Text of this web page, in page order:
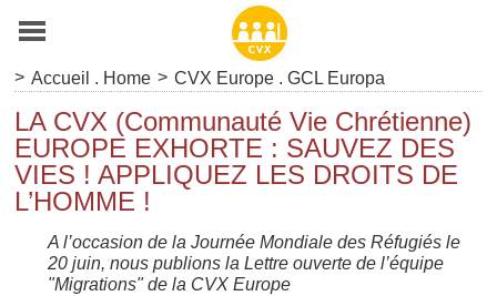
> Accueil . Home > CVX Europe . GCL Europa
LA CVX (Communauté Vie Chrétienne)
EUROPE EXHORTE : SAUVEZ DES
VIES ! APPLIQUEZ LES DROITS DE
L’HOMME !
A l’occasion de la Journée Mondiale des Réfugiés le
20 juin, nous publions la Lettre ouverte de l’équipe
"Migrations" de la CVX Europe